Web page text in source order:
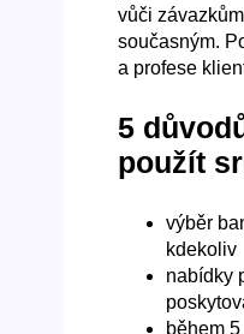
vůči
současným.
a profese
5
použít
výběr
kdekoliv
nabídky
během